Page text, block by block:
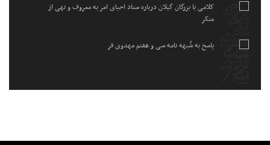
کلامی با بزرگان گیلان درباره ستاد احیای امر به معروف و نهی از
منکر
پاسخ به شُبهه نامه سی و هفتم مهدوی فر